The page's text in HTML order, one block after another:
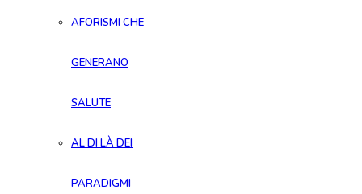
AFORISMI CHE
GENERANO
SALUTE
AL DI LÀ DEI
PARADIGMI